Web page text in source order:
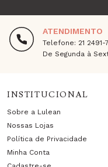
ATENDIMENTO
Telefone: 21 2491-
De Segunda à
INSTITUCIONAL
Sobre a Lulean
Nossas Lojas
Política de Privacidade
Minha Conta